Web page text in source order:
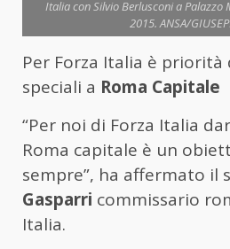
Italia con Silvio Berlusconi a Palazzo
2015. ANSA/
Per Forza Italia è
speciali a Roma Capitale
“Per noi di Forza Italia
Roma capitale è un
sempre”, ha affermato il
Gasparri commissario
Italia.